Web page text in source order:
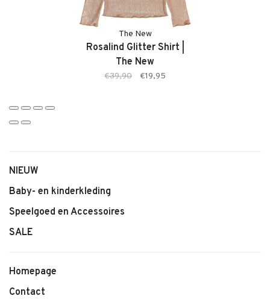
The New
Rosalind Glitter Shirt |
The New
€39,90 €19,95
NIEUW
Baby- en kinderkleding
Speelgoed en Accessoires
SALE
Homepage
Contact